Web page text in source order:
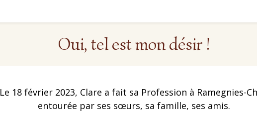
Oui, tel est mon désir !
Le 18 février 2023, Clare a fait sa Profession à Ramegnies-
entourée par ses sœurs, sa famille, ses amis.